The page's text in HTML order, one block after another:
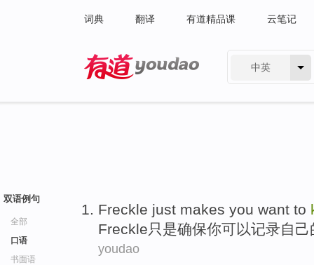
词典 翻译 有道精品课 云笔记
中英
双语例句
全部
口语
书面语
Freckle just makes you want to
Freckle只是确保你可以记录自己
youdao